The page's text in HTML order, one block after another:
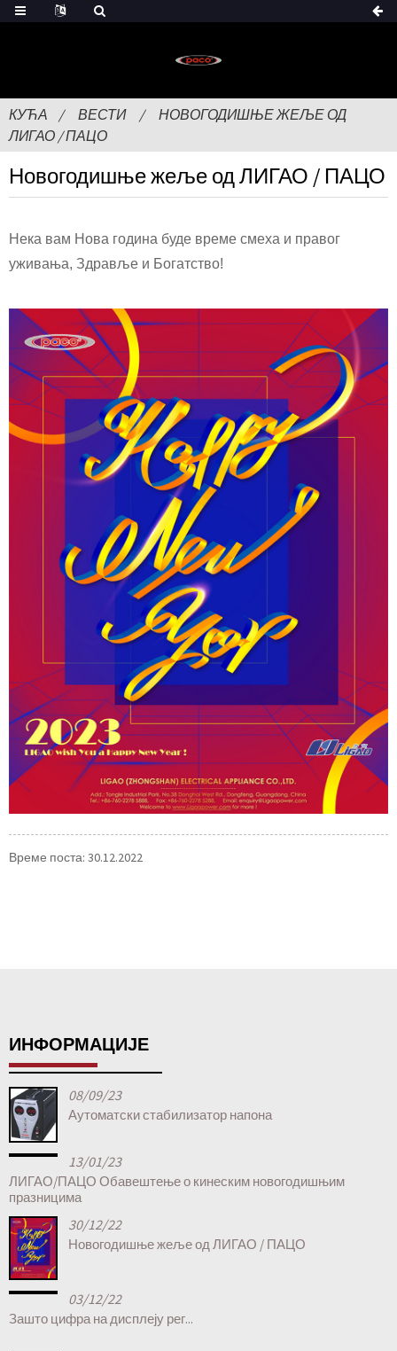
КУЋА ВЕСТИ
НОВОГОДИШЊЕ ЖЕЉЕ ОД
ЛИГАО / ПАЦО
Новогодишње жеље од ЛИГАО / ПАЦО
Нека вам Нова година буде време смеха и правог
уживања, Здравље и Богатство!
Време поста: 30.12.2022
ИНФОРМАЦИЈЕ
08/09/23
Аутоматски стабилизатор напона
13/01/23
ЛИГАО/ПАЦО Обавештење о кинеским новогодишњим
празницима
30/12/22
Новогодишње жеље од ЛИГАО / ПАЦО
03/12/22
Зашто цифра на дисплеју рег...